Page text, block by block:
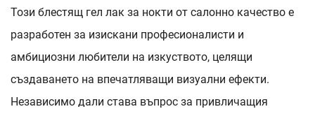
Този блестящ гел лак за нокти от салонно качество е
разработен за изискани професионалисти и
амбициозни любители на изкуството, целящи
създаването на впечатляващи визуални ефекти.
Независимо дали става въпрос за привличащия